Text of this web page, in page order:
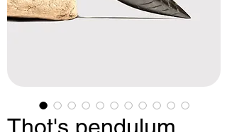
Thot's pendulum